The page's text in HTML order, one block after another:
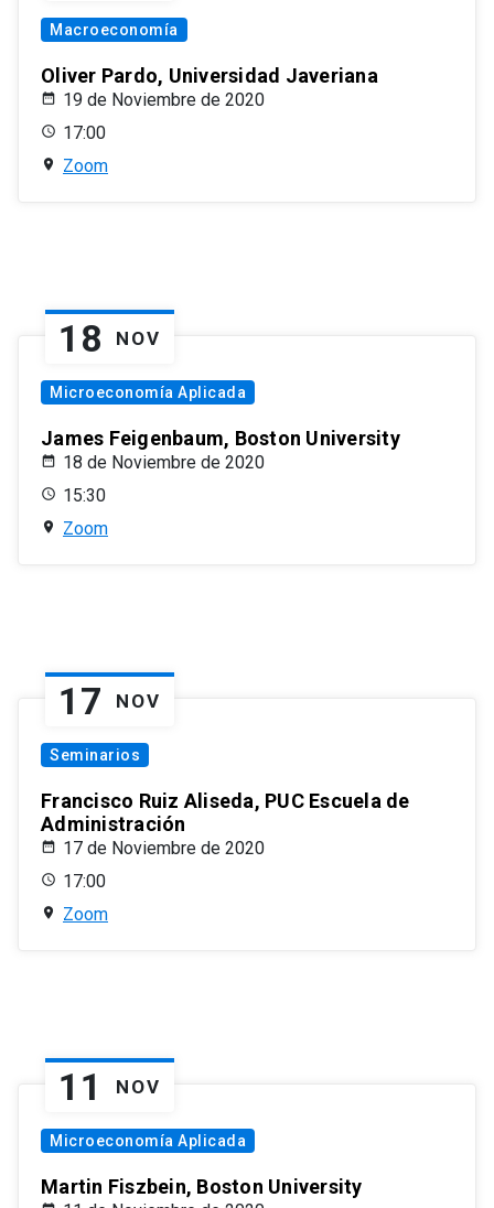
Macroeconomía
Oliver Pardo, Universidad Javeriana
19 de Noviembre de 2020
17:00
Zoom
18 NOV
Microeconomía Aplicada
James Feigenbaum, Boston University
18 de Noviembre de 2020
15:30
Zoom
17 NOV
Seminarios
Francisco Ruiz Aliseda, PUC Escuela de
Administración
17 de Noviembre de 2020
17:00
Zoom
11 NOV
Microeconomía Aplicada
Martin Fiszbein, Boston University